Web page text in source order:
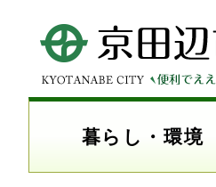
暮らし・環境